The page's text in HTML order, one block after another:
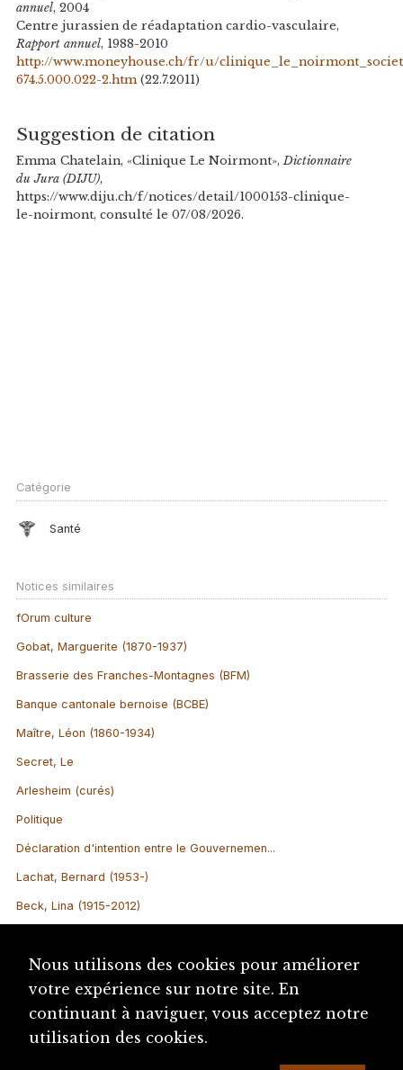
annuel, 2004
Centre jurassien de réadaptation cardio-vasculaire,
Rapport annuel, 1988-2010
http://www.moneyhouse.ch/fr/u/
674.5.000.022-2.htm(22.7.2011)
Suggestion de citation
Emma Chatelain, «Clinique Le Noirmont», Dictionnaire
du Jura (DIJU),
https://www.diju.ch/f/notices/detail/1000153-clinique-
le-noirmont, consulté le 07/08/2026.
Catégorie
Santé
Notices similaires
fOrum culture
Gobat, Marguerite (1870-1937)
Brasserie des Franches-Montagnes (BFM)
Banque cantonale bernoise (BCBE)
Maître, Léon (1860-1934)
Secret, Le
Arlesheim (curés)
Politique
Déclaration d'intention entre le Gouvernemen...
Lachat, Bernard (1953-)
Beck, Lina (1915-2012)
Nous utilisons des cookies pour améliorer
votre expérience sur notre site. En
continuant à naviguer, vous acceptez notre
utilisation des cookies.